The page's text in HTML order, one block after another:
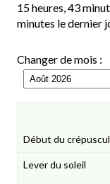
15 heures, 43
minutes le dernier
Changer de mois :